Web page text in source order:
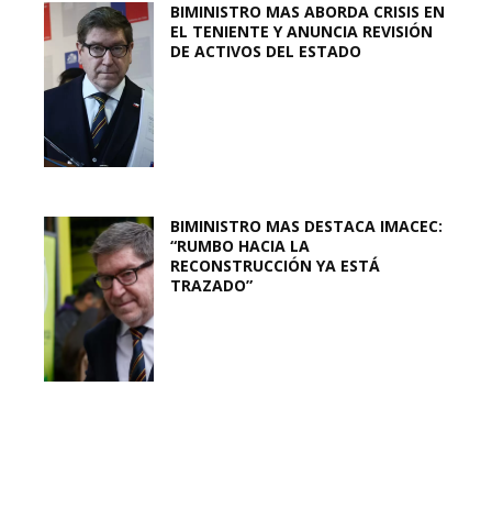
BIMINISTRO MAS ABORDA CRISIS EN
EL TENIENTE Y ANUNCIA REVISIÓN
DE ACTIVOS DEL ESTADO
BIMINISTRO MAS DESTACA IMACEC:
“RUMBO HACIA LA
RECONSTRUCCIÓN YA ESTÁ
TRAZADO”